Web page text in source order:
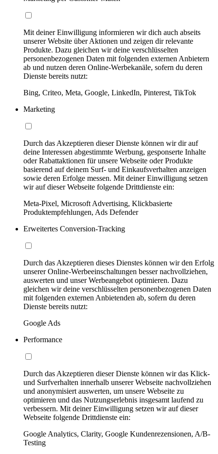
Mit deiner Einwilligung informieren wir dich auch abseits
unserer Website über Aktionen und zeigen dir relevante
Produkte. Dazu gleichen wir deine verschlüsselten
personenbezogenen Daten mit folgenden externen Anbietern
ab und nutzen deren Online-Werbekanäle, sofern du deren
Dienste bereits nutzt:
Bing, Criteo, Meta, Google, LinkedIn, Pinterest, TikTok
Marketing
Durch das Akzeptieren dieser Dienste können wir dir auf
deine Interessen abgestimmte Werbung, gesponserte Inhalte
oder Rabattaktionen für unsere Webseite oder Produkte
basierend auf deinem Surf- und Einkaufsverhalten anzeigen
sowie deren Erfolge messen. Mit deiner Einwilligung setzen
wir auf dieser Webseite folgende Drittdienste ein:
Meta-Pixel, Microsoft Advertising, Klickbasierte
Produktempfehlungen, Ads Defender
Erweitertes Conversion-Tracking
Durch das Akzeptieren dieses Dienstes können wir den Erfolg
unserer Online-Werbeeinschaltungen besser nachvollziehen,
auswerten und unser Werbeangebot optimieren. Dazu
gleichen wir deine verschlüsselten personenbezogenen Daten
mit folgenden externen Anbietenden ab, sofern du deren
Dienste bereits nutzt:
Google Ads
Performance
Durch das Akzeptieren dieser Dienste können wir das Klick-
und Surfverhalten innerhalb unserer Webseite nachvollziehen
und anonymisiert auswerten, um unsere Webseite zu
optimieren und das Nutzungserlebnis insgesamt laufend zu
verbessern. Mit deiner Einwilligung setzen wir auf dieser
Webseite folgende Drittdienste ein:
Google Analytics, Clarity, Google Kundenrezensionen, A/B-
Testing